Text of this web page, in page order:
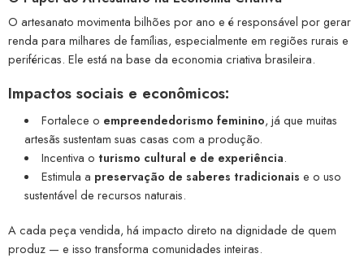
O artesanato movimenta bilhões por ano e é responsável por gerar
renda para milhares de famílias, especialmente em regiões rurais e
periféricas. Ele está na base da economia criativa brasileira.
Impactos sociais e econômicos:
Fortalece o empreendedorismo feminino, já que muitas
artesãs sustentam suas casas com a produção.
Incentiva o turismo cultural e de experiência.
Estimula a preservação de saberes tradicionais e o uso
sustentável de recursos naturais.
A cada peça vendida, há impacto direto na dignidade de quem
produz — e isso transforma comunidades inteiras.